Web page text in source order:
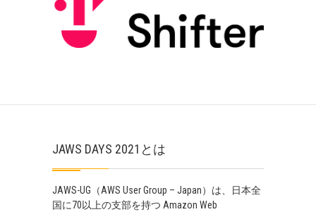
JAWS DAYS 2021とは
JAWS-UG（AWS User Group – Japan）は、日本全
国に70以上の支部を持つ Amazon Web